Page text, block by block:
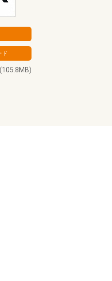
(105.8MB)